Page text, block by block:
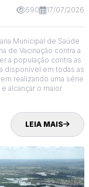
590 17/07/2026
Municipal de Saúde
de Vacinação contra a
a população contra as
disponível em todas as
realizando uma série
alcançar o maior
LEIA MAIS